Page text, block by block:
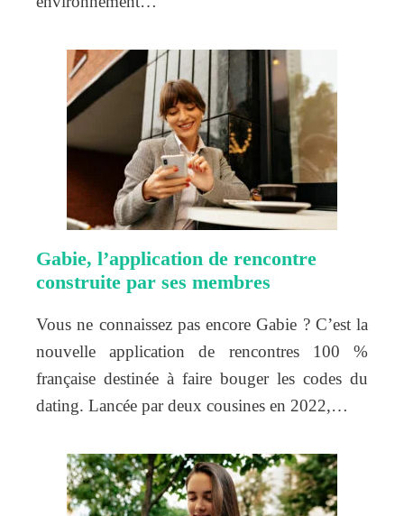
Gabie, l’application de rencontre
construite par ses membres
Vous ne connaissez pas encore Gabie ? C’est la
nouvelle application de rencontres 100 %
française destinée à faire bouger les codes du
dating. Lancée par deux cousines en 2022,…